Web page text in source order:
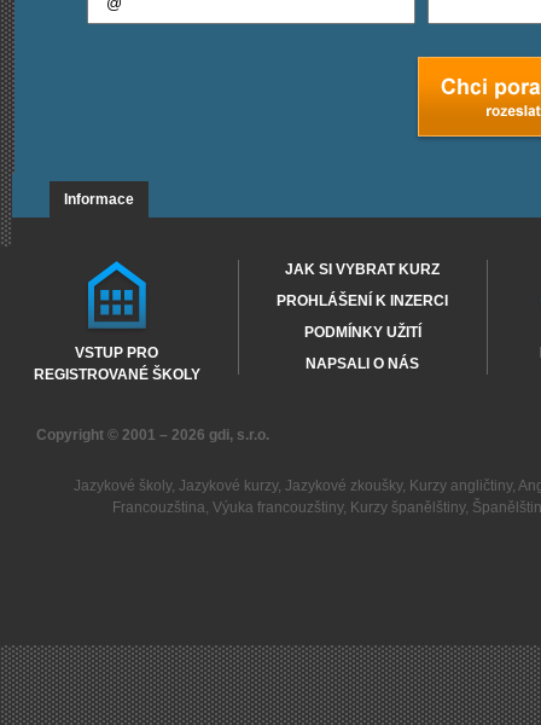
Informace
VSTUP PRO
REGISTROVANÉ ŠKOLY
JAK SI VYBRAT KURZ
PROHLÁŠENÍ K INZERCI
PODMÍNKY UŽITÍ
NAPSALI O NÁS
Copyright © 2001 – 2026 gdi, s.r.o.
Jazykové školy, Jazykové kurzy, Jazykové zkoušky, Kurzy angličtiny,
Francouzština,Výuka francouzštiny, Kurzy španělštiny,